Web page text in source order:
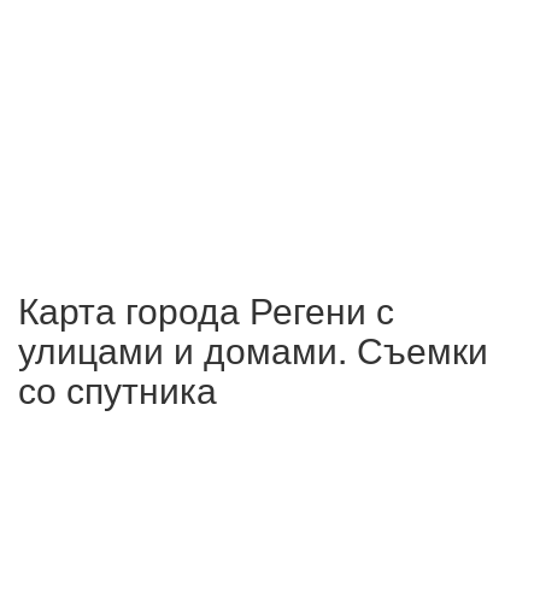
Карта города Регени с
улицами и домами. Съемки
со спутника